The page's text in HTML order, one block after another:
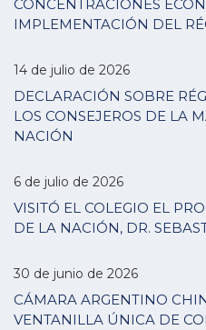
CONCENTRACIONES
IMPLEMENTACIÓN DEL
14 de julio de 2026
DECLARACIÓN SOBRE
LOS CONSEJEROS DE LA
NACIÓN
6 de julio de 2026
VISITÓ EL COLEGIO EL
DE LA NACIÓN, DR.
30 de junio de 2026
CÁMARA ARGENTINO
VENTANILLA ÚNICA DE